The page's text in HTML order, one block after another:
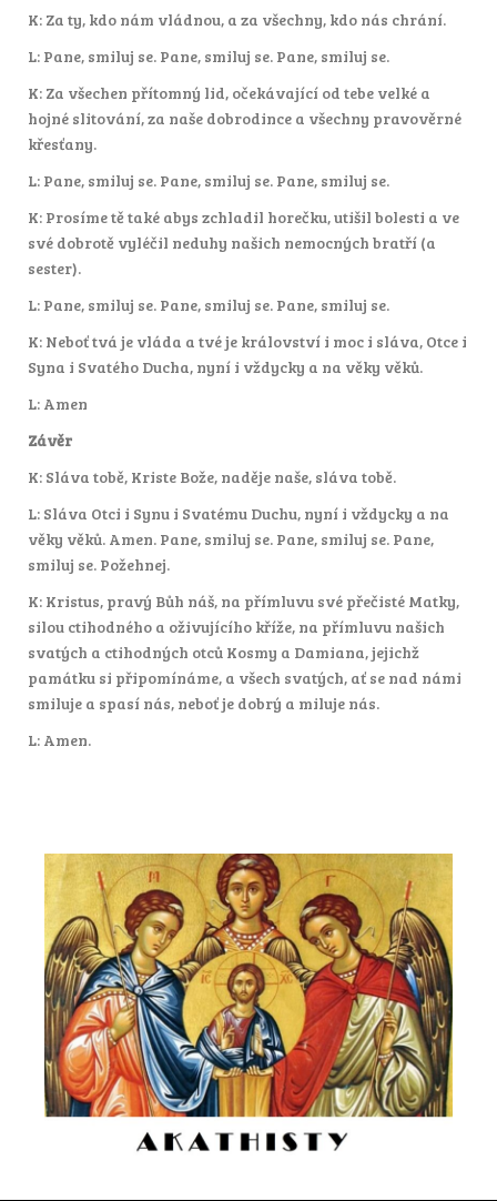
K: Za ty, kdo nám vládnou, a za všechny, kdo nás chrání.
L: Pane, smiluj se. Pane, smiluj se. Pane, smiluj se.
K: Za všechen přítomný lid, očekávající od tebe velké a
hojné slitování, za naše dobrodince a všechny pravověrné
křesťany.
L: Pane, smiluj se. Pane, smiluj se. Pane, smiluj se.
K: Prosíme tě také abys zchladil horečku, utišil bolesti a ve
své dobrotě vyléčil neduhy našich nemocných bratří (a
sester).
L: Pane, smiluj se. Pane, smiluj se. Pane, smiluj se.
K: Neboť tvá je vláda a tvé je království i moc i sláva, Otce i
Syna i Svatého Ducha, nyní i vždycky a na věky věků.
L: Amen
Závěr
K: Sláva tobě, Kriste Bože, naděje naše, sláva tobě.
L: Sláva Otci i Synu i Svatému Duchu, nyní i vždycky a na
věky věků. Amen. Pane, smiluj se. Pane, smiluj se. Pane,
smiluj se. Požehnej.
K: Kristus, pravý Bůh náš, na přímluvu své přečisté Matky,
silou ctihodného a oživujícího kříže, na přímluvu našich
svatých a ctihodných otců Kosmy a Damiana, jejichž
památku si připomínáme, a všech svatých, ať se nad námi
smiluje a spasí nás, neboť je dobrý a miluje nás.
L: Amen.